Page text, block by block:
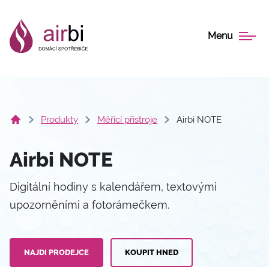
Menu
Produkty Měřicí přístroje Airbi NOTE
Airbi NOTE
Digitální hodiny s kalendářem, textovými
upozorněními a fotorámečkem.
NAJDI PRODEJCE KOUPIT HNED